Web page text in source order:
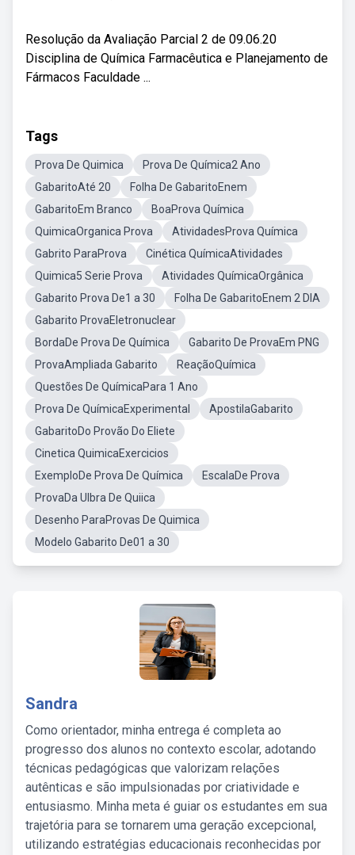
Resolução da Avaliação Parcial 2 de 09.06.20
Disciplina de Química Farmacêutica e Planejamento de
Fármacos Faculdade ...
Tags
Prova De Quimica
Prova De Química2 Ano
GabaritoAté 20
Folha De GabaritoEnem
GabaritoEm Branco
BoaProva Química
QuimicaOrganica Prova
AtividadesProva Química
Gabrito ParaProva
Cinética QuímicaAtividades
Quimica5 Serie Prova
Atividades QuímicaOrgânica
Gabarito Prova De1 a 30
Folha De GabaritoEnem 2 DIA
Gabarito ProvaEletronuclear
BordaDe Prova De Química
Gabarito De ProvaEm PNG
ProvaAmpliada Gabarito
ReaçãoQuímica
Questões De QuímicaPara 1 Ano
Prova De QuímicaExperimental
ApostilaGabarito
GabaritoDo Provão Do Eliete
Cinetica QuimicaExercicios
ExemploDe Prova De Química
EscalaDe Prova
ProvaDa Ulbra De Quiica
Desenho ParaProvas De Quimica
Modelo Gabarito De01 a 30
Sandra
Como orientador, minha entrega é completa ao
progresso dos alunos no contexto escolar, adotando
técnicas pedagógicas que valorizam relações
autênticas e são impulsionadas por criatividade e
entusiasmo. Minha meta é guiar os estudantes em sua
trajetória para se tornarem uma geração excepcional,
utilizando estratégias educacionais reconhecidas por